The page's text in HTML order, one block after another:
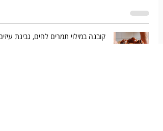
קובנה במילוי תמרים לחים, גבינת